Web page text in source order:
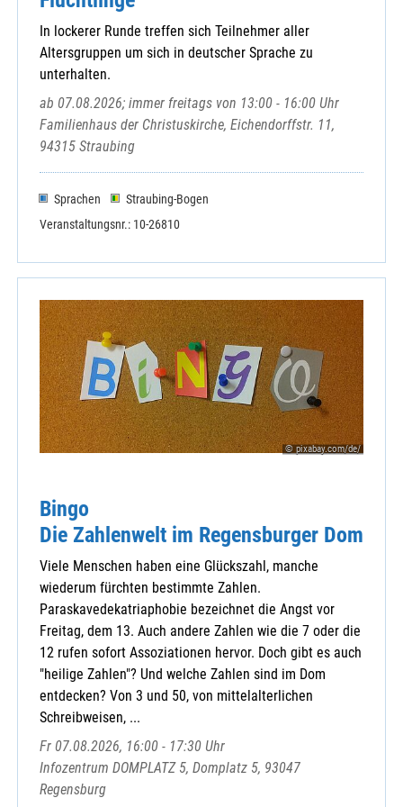
Straßkirchen, St. Stefan
Straubing, Christkönig
Straubing, St. Elisabeth
Straubing, St. Jakob
Straubing, St. Josef
Straubing, St. Peter
Straubing, St. Stephan
Straubing-Ittling, St. Johannes
Wetzelsberg, St. Vitus
Abtei Windberg
Bistum Regensburg
Hospizverein
Kloster Mallersdorf
Malteser Straubing
Marianische Männerkongregation Straubing
Zentrale Veranstaltungen Straubing-Bogen
In lockerer Runde treffen sich Teilnehmer aller
Altersgruppen um sich in deutscher Sprache zu
unterhalten.
ab 07.08.2026; immer freitags von 13:00 - 16:00 Uhr
Familienhaus der Christuskirche, Eichendorffstr. 11,
94315 Straubing
Sprachen
Straubing-Bogen
Veranstaltungsnr.: 10-26810
© pixabay.com/de/
Bingo
Die Zahlenwelt im Regensburger Dom
Viele Menschen haben eine Glückszahl, manche
wiederum fürchten bestimmte Zahlen.
Paraskavedekatriaphobie bezeichnet die Angst vor
Freitag, dem 13. Auch andere Zahlen wie die 7 oder die
12 rufen sofort Assoziationen hervor. Doch gibt es auch
"heilige Zahlen"? Und welche Zahlen sind im Dom
entdecken? Von 3 und 50, von mittelalterlichen
Schreibweisen, ...
Fr 07.08.2026, 16:00 - 17:30 Uhr
Infozentrum DOMPLATZ 5, Domplatz 5, 93047
Regensburg